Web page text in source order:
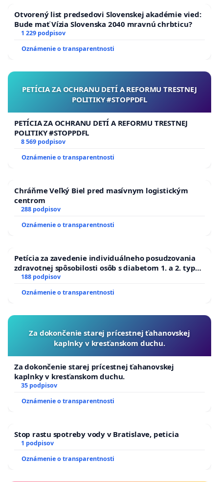
Otvorený list predsedovi Slovenskej akadémie vied:
Bude mať Vízia Slovenska 2040 mravnú chrbticu?
1 229 podpisov
Oznámenie o transparentnosti
PETÍCIA ZA OCHRANU DETÍ A REFORMU TRESTNEJ
POLITIKY #STOPPDFL
PETÍCIA ZA OCHRANU DETÍ A REFORMU TRESTNEJ
POLITIKY #STOPPDFL
8 569 podpisov
Oznámenie o transparentnosti
Chráňme Veľký Biel pred masívnym logistickým
centrom
288 podpisov
Oznámenie o transparentnosti
Petícia za zavedenie individuálneho posudzovania
zdravotnej spôsobilosti osôb s diabetom 1. a 2. typu
pri prijímaní do Policajného zboru SR
188 podpisov
Oznámenie o transparentnosti
Za dokončenie starej prícestnej ťahanovskej
kaplnky v kresťanskom duchu.
Za dokončenie starej prícestnej ťahanovskej
kaplnky v kresťanskom duchu.
35 podpisov
Oznámenie o transparentnosti
Stop rastu spotreby vody v Bratislave, peticia
1 podpisov
Oznámenie o transparentnosti